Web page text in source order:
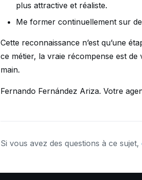
plus attractive et réaliste.
Me former continuellement sur
Cette reconnaissance n’est qu’une
ce métier, la vraie récompense est
main.
Fernando Fernández Ariza. Votre
Si vous avez des questions à ce sujet,